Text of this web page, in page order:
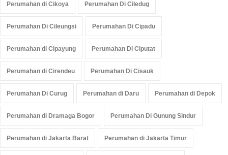
Perumahan di Cikoya Perumahan Di Ciledug
Perumahan Di Cileungsi Perumahan Di Cipadu
Perumahan di Cipayung Perumahan Di Ciputat
Perumahan di Cirendeu Perumahan Di Cisauk
Perumahan Di Curug Perumahan di Daru Perumahan di Depok
Perumahan di Dramaga Bogor Perumahan Di Gunung Sindur
Perumahan di Jakarta Barat Perumahan di Jakarta Timur